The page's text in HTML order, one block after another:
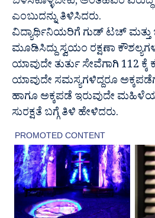
ಎಂಬುದನ್ನು ತಿಳಿಸಿದರು.
ವಿದ್ಯಾರ್ಥಿನಿಯರಿಗೆ ಗುಡ್ ಟಚ್ ಮತ್ತು
ಮೂಡಿಸಿದ್ದು ಸ್ವಯಂ ರಕ್ಷಣಾ ಕೌಶಲ್ಯಗಳ
ಯಾವುದೇ ತುರ್ತು ಸೇವೆಗಾಗಿ 112
ಯಾವುದೇ ಸಮಸ್ಯಗಳಿದ್ದರೂ
ಹಾಗೂ ಅಕ್ಕಪಡೆ ಇರುವುದೇ
ಸುರಕ್ಷತೆ ಬಗ್ಗೆ ತಿಳಿ ಹೇಳಿದರು.